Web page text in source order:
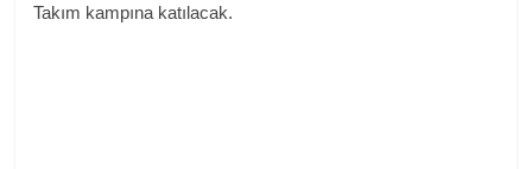
Takım kampına katılacak.